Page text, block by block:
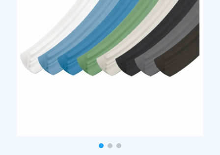
Accessoires et pièces détachées filtration
Pompe de filtration à vitesse variable
Vannes multivoies filtres à sable
Groupe de filtration sur palette